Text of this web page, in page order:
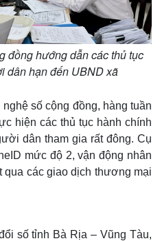
đồng hướng dẫn các thủ tục
dân hạn đến UBND xã
số cộng đồng, hàng tuần
hiện các thủ tục hành chính
dân tham gia rất đông. Cụ
mức độ 2, vận động nhân
qua các giao dịch thương mại
số tỉnh Bà Rịa – Vũng Tàu,